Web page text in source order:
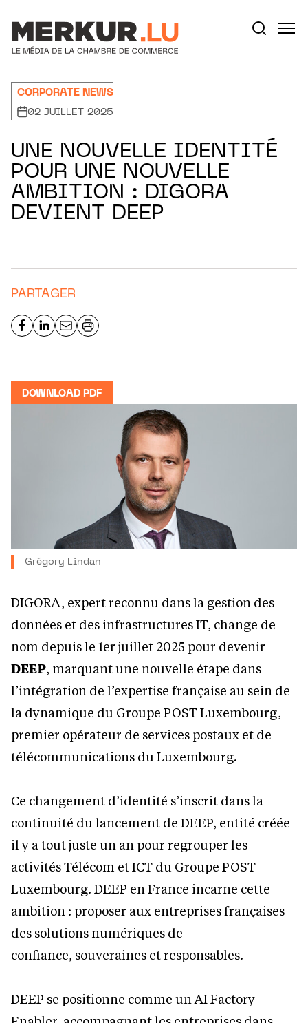
CORPORATE NEWS
02 JUILLET 2025
UNE NOUVELLE IDENTITÉ
POUR UNE NOUVELLE
AMBITION : DIGORA
DEVIENT DEEP
PARTAGER
DOWNLOAD PDF
Grégory Lindan
DIGORA, expert reconnu dans la gestion des
données et des infrastructures IT, change de
nom depuis le 1er juillet 2025 pour devenir
DEEP, marquant une nouvelle étape dans
l’intégration de l’expertise française au sein de
la dynamique du Groupe POST Luxembourg,
premier opérateur de services postaux et de
télécommunications du Luxembourg.
Ce changement d’identité s’inscrit dans la
continuité du lancement de DEEP, entité créée
il y a tout juste un an pour regrouper les
activités Télécom et ICT du Groupe POST
Luxembourg. DEEP en France incarne cette
ambition : proposer aux entreprises françaises
des solutions numériques de
confiance, souveraines et responsables.
DEEP se positionne comme un AI Factory